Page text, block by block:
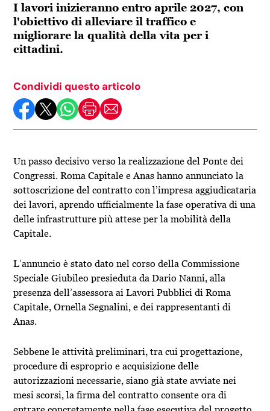
I lavori inizieranno entro aprile 2027, con
l'obiettivo di alleviare il traffico e
migliorare la qualità della vita per i
cittadini.
Condividi questo articolo
Un passo decisivo verso la realizzazione del Ponte dei
Congressi. Roma Capitale e Anas hanno annunciato la
sottoscrizione del contratto con l’impresa aggiudicataria
dei lavori, aprendo ufficialmente la fase operativa di una
delle infrastrutture più attese per la mobilità della
Capitale.
L’annuncio è stato dato nel corso della Commissione
Speciale Giubileo presieduta da Dario Nanni, alla
presenza dell’assessora ai Lavori Pubblici di Roma
Capitale, Ornella Segnalini, e dei rappresentanti di
Anas.
Sebbene le attività preliminari, tra cui progettazione,
procedure di esproprio e acquisizione delle
autorizzazioni necessarie, siano già state avviate nei
mesi scorsi, la firma del contratto consente ora di